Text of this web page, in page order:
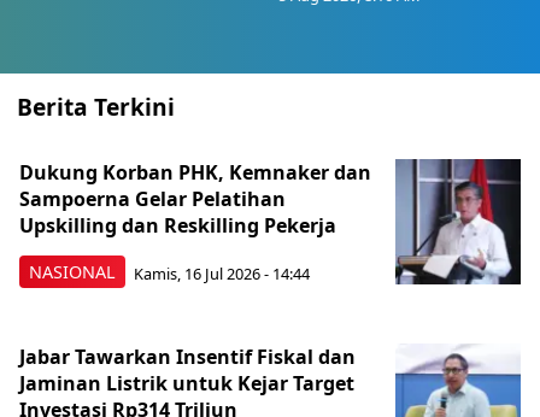
Berita Terkini
NASIONAL
Dukung Korban PHK, Kemnaker dan
Sampoerna Gelar Pelatihan
Upskilling dan Reskilling Pekerja
Kamis, 16 Jul 2026 - 14:44
Jabar Tawarkan Insentif Fiskal dan
Jaminan Listrik untuk Kejar Target
Investasi Rp314 Triliun